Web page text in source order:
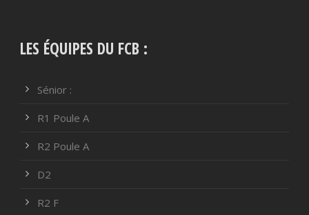
LES ÉQUIPES DU FCB :
Sénior :
R1 Poule A
R2 Poule A
D2
R2 F